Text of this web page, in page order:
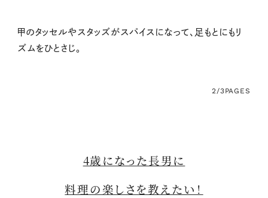
甲のタッセルやスタッズがスパイスになって、足もとにもリ
ズムをひとさじ。
2/3PAGES
4歳になった長男に
料理の楽しさを教えたい！